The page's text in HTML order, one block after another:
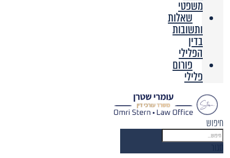
משפטי
שאלות
ותשובות
בדין
הפלילי
פורום
פלילי
חיפוש